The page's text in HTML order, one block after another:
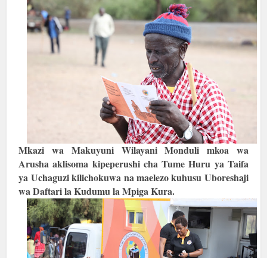
Mkazi wa Makuyuni Wilayani Monduli mkoa wa
Arusha aklisoma kipeperushi cha Tume Huru ya Taifa
ya Uchaguzi kilichokuwa na maelezo kuhusu Uboreshaji
wa Daftari la Kudumu la Mpiga Kura.